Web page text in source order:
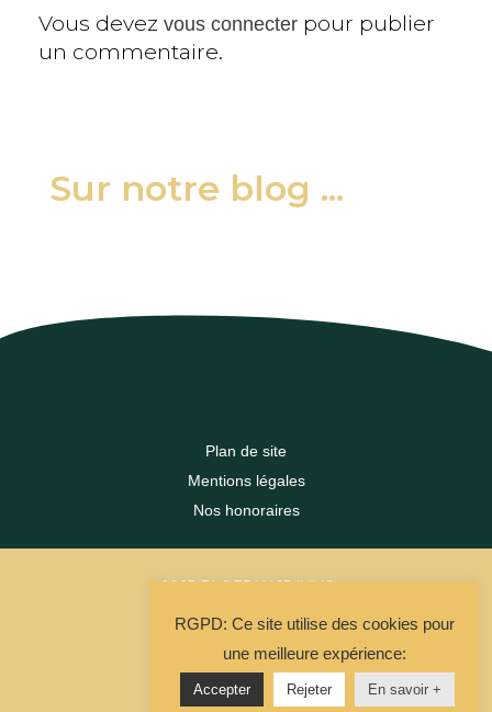
Vous devez vous connecter pour publier
un commentaire.
Sur notre blog ...
Plan de site
Mentions légales
Nos honoraires
2023 DLC FRANCE IMMO
La Solution Immo
RGPD: Ce site utilise des cookies pour
une meilleure expérience:
Accepter Rejeter En savoir +